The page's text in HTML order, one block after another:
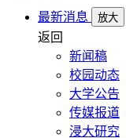
最新消息 放大
返回
新闻稿
校园动态
大学公告
传媒报道
浸大研究